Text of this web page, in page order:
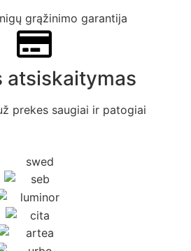
grąžinimo garantija
atsiskaitymas
prekes saugiai ir patogiai